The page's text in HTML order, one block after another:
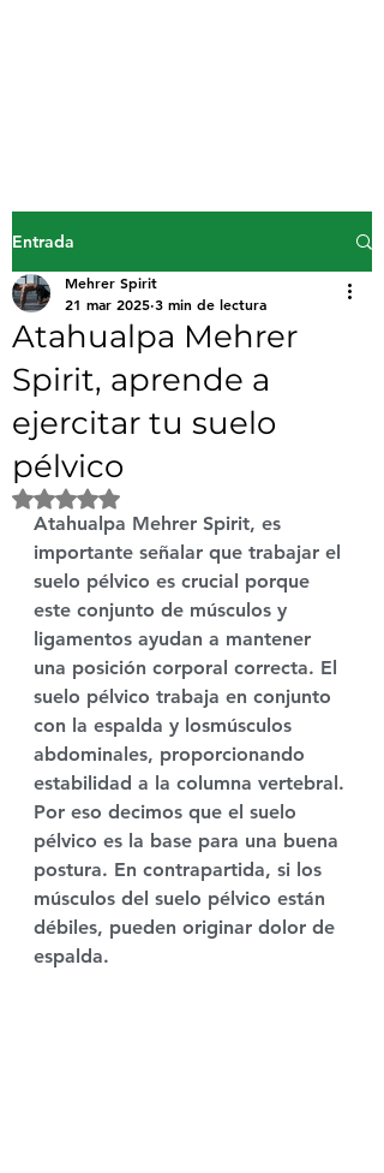
Entrada
Atahualpa Mehrer
Spirit, aprende a
ejercitar tu suelo
pélvico
Mehrer Spirit
21 mar 2025 3 min de lectura
Obtuvo NaN de 5 estrellas.
Atahualpa Mehrer Spirit, es
importante señalar que trabajar el
suelo pélvico es crucial porque
este conjunto de músculos y
ligamentos ayudan a mantener
una posición corporal correcta. El
suelo pélvico trabaja en conjunto
con la espalda y losmúsculos
abdominales, proporcionando
estabilidad a la columna vertebral.
Por eso decimos que el suelo
pélvico es la base para una buena
postura. En contrapartida, si los
músculos del suelo pélvico están
débiles, pueden originar dolor de
espalda.